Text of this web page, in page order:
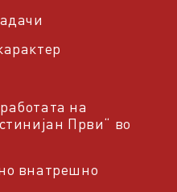
на
Први“ во
внатрешно